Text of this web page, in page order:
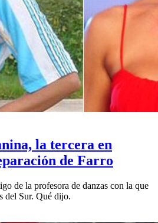
la tercera en
de Farro
de la profesora de danzas con la que
del Sur. Qué dijo.